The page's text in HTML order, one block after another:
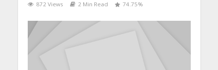
872 Views 2 Min Read 74.75%